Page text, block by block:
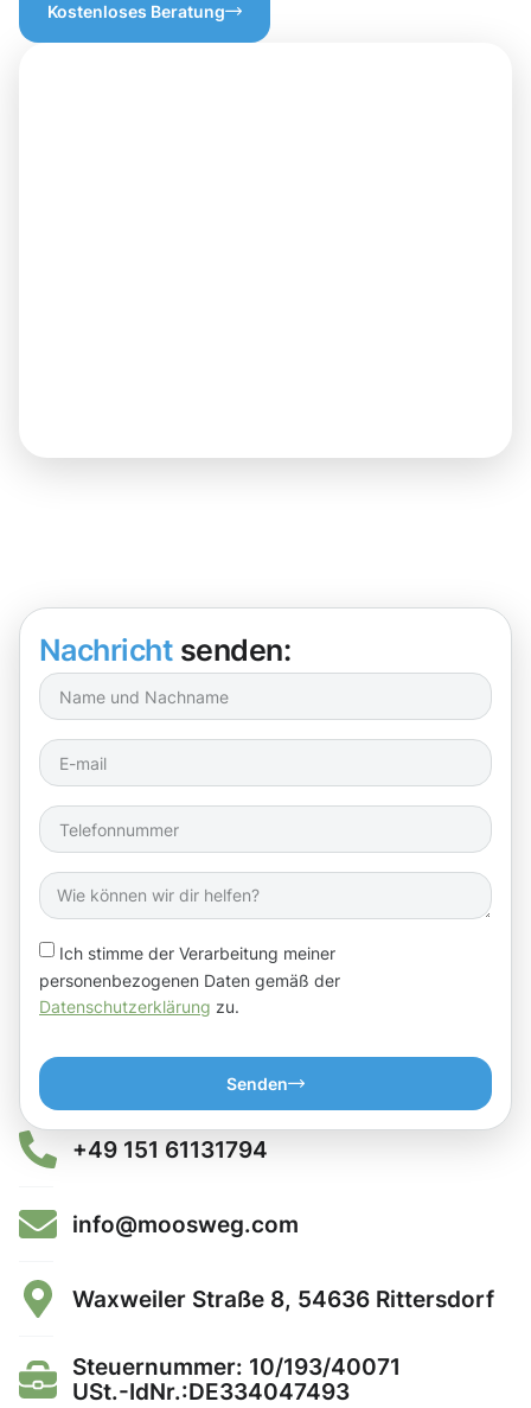
Kostenloses Beratung
Nachricht senden:
Ich stimme der Verarbeitung meiner
personenbezogenen Daten gemäß der
Datenschutzerklärung zu.
Senden
+49 151 61131794
info@moosweg.com
Waxweiler Straße 8, 54636 Rittersdorf
Steuernummer: 10/193/40071
USt.-IdNr.:DE334047493